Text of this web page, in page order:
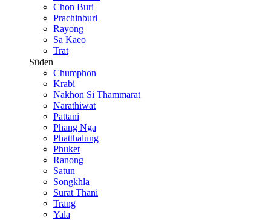
Chon Buri
Prachinburi
Rayong
Sa Kaeo
Trat
Süden
Chumphon
Krabi
Nakhon Si Thammarat
Narathiwat
Pattani
Phang Nga
Phatthalung
Phuket
Ranong
Satun
Songkhla
Surat Thani
Trang
Yala